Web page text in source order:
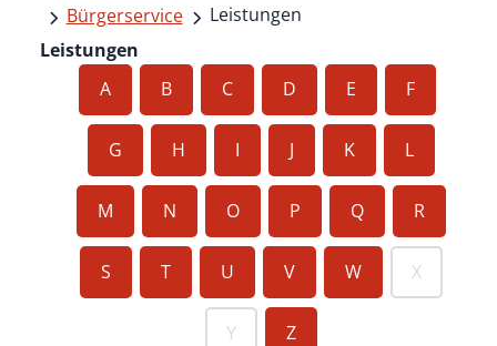
Bürgerservice
Leistungen
Leistungen
A
B C D E F
G H I J K L
M N O P Q R
S T U V W X
Y Z